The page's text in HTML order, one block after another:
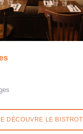
DÉCOUVRE LE BISTROT